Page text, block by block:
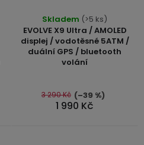
EVOLVE X9 Ultra / AMOLED
displej / vodotěsné 5ATM /
duální GPS / bluetooth
volání
hodnocení
produktu
je
5,0
5
hvězdiček.
Skladem (>5 ks)
1 990 Kč
3 290 Kč (–39 %)